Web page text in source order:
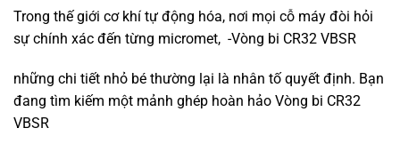
Trong thế giới cơ khí tự động hóa, nơi mọi cỗ máy đòi hỏi
sự chính xác đến từng micromet, -Vòng bi CR32 VBSR
những chi tiết nhỏ bé thường lại là nhân tố quyết định. Bạn
đang tìm kiếm một mảnh ghép hoàn hảo Vòng bi CR32
VBSR